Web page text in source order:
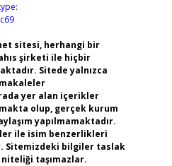
sitesi, herhangi bir
şirketi ile hiçbir
Sitede yalnızca
makaleler
yer alan içerikler
olup, gerçek kurum
yapılmamaktadır.
ile isim benzerlikleri
Sitemizdeki bilgiler taslak
taşımazlar.